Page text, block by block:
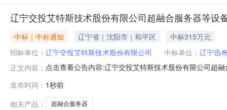
辽宁交投艾特斯技术股份有限公司超融合服务器等设
中标｜中标通知 辽宁省｜沈阳市｜和平区
中标315万元
招标单位： 辽宁交投艾特斯技术股份有限公司 中标单位： 辽宁迅
正文内容： 点击查看公告内容:辽宁交投艾特斯技术股份有限公司超
发布时间： 1秒前
相关产品：
超融合服务器